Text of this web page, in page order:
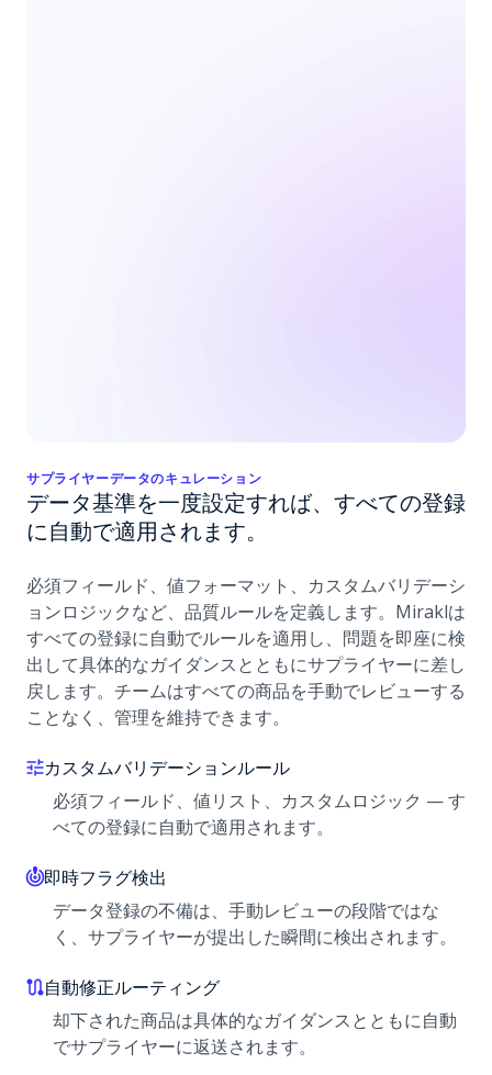
サプライヤーデータのキュレーション
データ基準を一度設定すれば、すべての登録
に自動で適用されます。
必須フィールド、値フォーマット、カスタムバリデーシ
ョンロジックなど、品質ルールを定義します。Miraklは
すべての登録に自動でルールを適用し、問題を即座に検
出して具体的なガイダンスとともにサプライヤーに差し
戻します。チームはすべての商品を手動でレビューする
ことなく、管理を維持できます。
カスタムバリデーションルール
必須フィールド、値リスト、カスタムロジック — す
べての登録に自動で適用されます。
即時フラグ検出
データ登録の不備は、手動レビューの段階ではな
く、サプライヤーが提出した瞬間に検出されます。
自動修正ルーティング
却下された商品は具体的なガイダンスとともに自動
でサプライヤーに返送されます。